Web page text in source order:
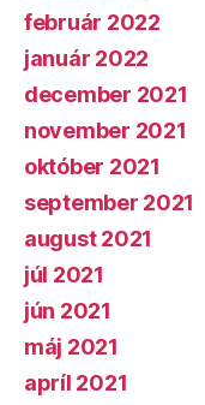
február 2022
január 2022
december 2021
november 2021
október 2021
september 2021
august 2021
júl 2021
jún 2021
máj 2021
apríl 2021